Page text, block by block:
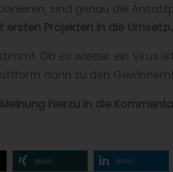
sind genau die
ersten Projekten in die
Ob es wieder ein Virus
dann zu den Gewinnern!
hierzu in die
teilen teilen